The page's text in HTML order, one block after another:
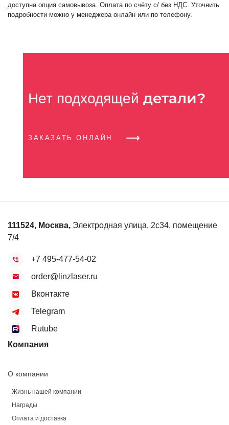
доступна опция самовывоза. Оплата по счёту с/ без НДС. Уточнить
подробности можно у менеджера онлайн или по телефону.
Нет подходящей детали?
ЗАКАЗАТЬ ОНЛАЙН
111524, Москва, Электродная улица, 2с34, помещение
7/4
+7 495-477-54-02
order@linzlaser.ru
Вконтакте
Telegram
Rutube
Компания
О компании
Жизнь нашей компании
Награды
Оплата и доставка